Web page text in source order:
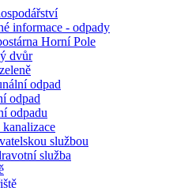
informace - odpady
Horní Pole
dvůr
odpad
odpad
odpadu
službou
služba